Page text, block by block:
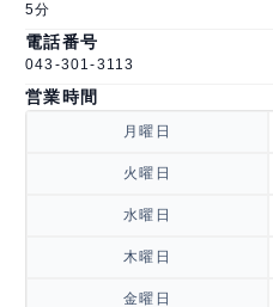
5分
電話番号
043-301-3113
営業時間
月曜日
火曜日
水曜日
木曜日
金曜日